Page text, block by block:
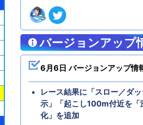
バージョンアップ
6月6日 バージョンアップ情
レース結果に「スロー／ダ
示」「起こし100m付近を「
化」を追加